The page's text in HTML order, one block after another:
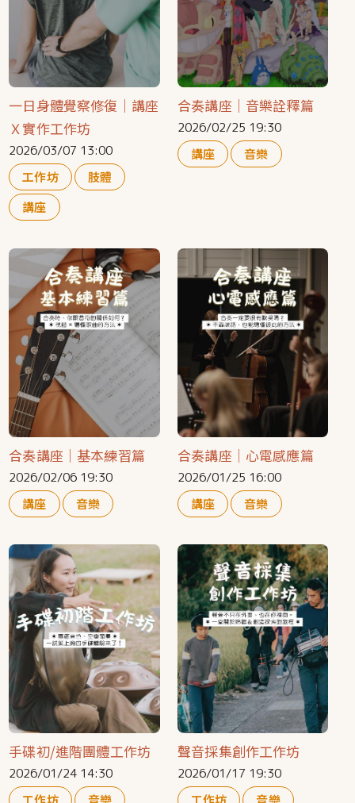
一日身體覺察修復｜講座
Ｘ實作工作坊
2026/03/07 13:00
工作坊
肢體
講座
合奏講座｜音樂詮釋篇
2026/02/25 19:30
講座
音樂
合奏講座｜基本練習篇
2026/02/06 19:30
講座
音樂
合奏講座｜心電感應篇
2026/01/25 16:00
講座
音樂
手碟初/進階團體工作坊
2026/01/24 14:30
工作坊
音樂
聲音採集創作工作坊
2026/01/17 19:30
工作坊
音樂